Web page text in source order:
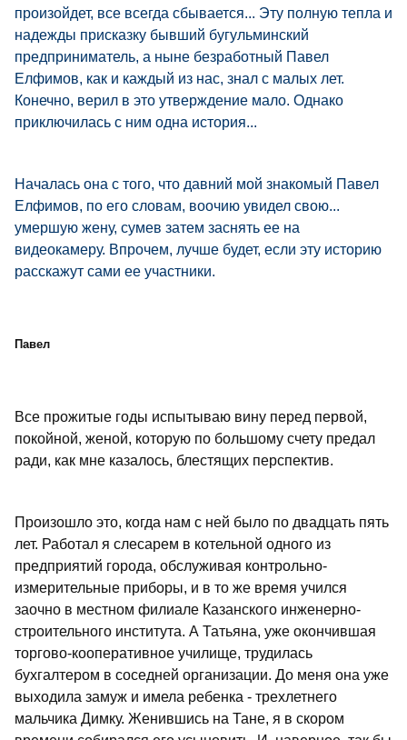
произойдет, все всегда сбывается... Эту полную тепла и
надежды присказку бывший бугульминский
предприниматель, а ныне безработный Павел
Елфимов, как и каждый из нас, знал с малых лет.
Конечно, верил в это утверждение мало. Однако
приключилась с ним одна история...
Началась она с того, что давний мой знакомый Павел
Елфимов, по его словам, воочию увидел свою...
умершую жену, сумев затем заснять ее на
видеокамеру. Впрочем, лучше будет, если эту историю
расскажут сами ее участники.
Павел
Все прожитые годы испытываю вину перед первой,
покойной, женой, которую по большому счету предал
ради, как мне казалось, блестящих перспектив.
Произошло это, когда нам с ней было по двадцать пять
лет. Работал я слесарем в котельной одного из
предприятий города, обслуживая контрольно-
измерительные приборы, и в то же время учился
заочно в местном филиале Казанского инженерно-
строительного института. А Татьяна, уже окончившая
торгово-кооперативное училище, трудилась
бухгалтером в соседней организации. До меня она уже
выходила замуж и имела ребенка - трехлетнего
мальчика Димку. Женившись на Тане, я в скором